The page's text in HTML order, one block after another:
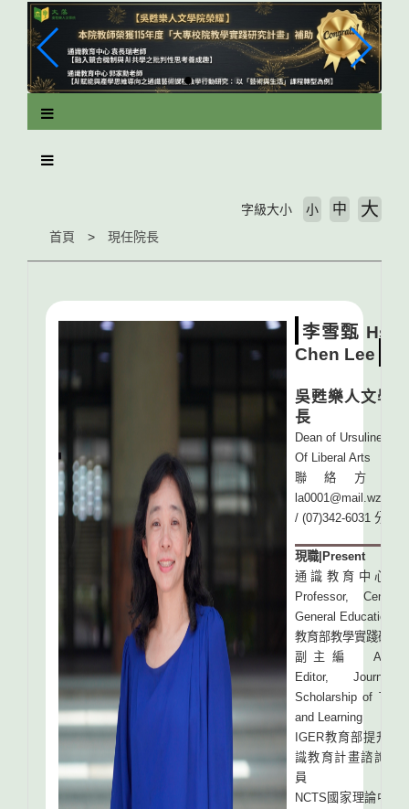
首頁 現任院長
字級大小 小 中 大
李雪甄
Chen Lee
吳甦樂人文學
長
Dean of Ursuline
Of Liberal Arts
聯絡方式
/ (07)342-6031 分機
現職|Present
通識教育中心
Professor, Center
General Education
教育部教學實踐研究
副主編
Editor,
Scholarship of
and Learning
IGER教育部提升大
識教育計畫諮詢服
員
NCTS國家理論中心